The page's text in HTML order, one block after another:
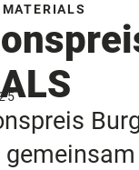
MATERIALS